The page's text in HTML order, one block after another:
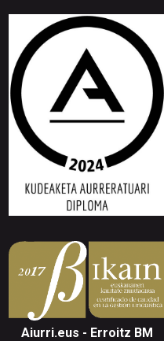
Aiurri.eus - Erroitz BM